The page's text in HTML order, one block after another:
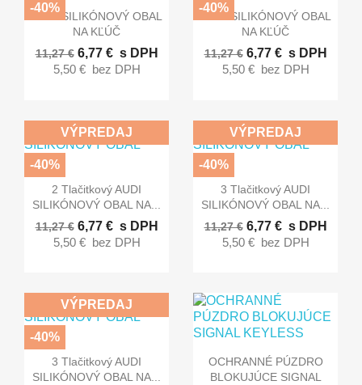
 Rýchly náhľad
AUDI SILIKÓNOVÝ OBAL
NA KĽÚČ
11,27 € 6,77 € s DPH
5,50 € bez DPH
-40%  Rýchly náhľad
AUDI SILIKÓNOVÝ OBAL
NA KĽÚČ
11,27 € 6,77 € s DPH
5,50 € bez DPH
-40%
 Rýchly náhľad
2 Tlačitkový AUDI
SILIKÓNOVÝ OBAL NA...
11,27 € 6,77 € s DPH
5,50 € bez DPH
VÝPREDAJ
-40%
 Rýchly náhľad
3 Tlačitkový AUDI
SILIKÓNOVÝ OBAL NA...
11,27 € 6,77 € s DPH
5,50 € bez DPH
VÝPREDAJ
-40%
 Rýchly náhľad
3 Tlačitkový AUDI
SILIKÓNOVÝ OBAL NA...
VÝPREDAJ
-40%
 Rýchly náhľad
OCHRANNÉ PÚZDRO
BLOKUJÚCE SIGNAL